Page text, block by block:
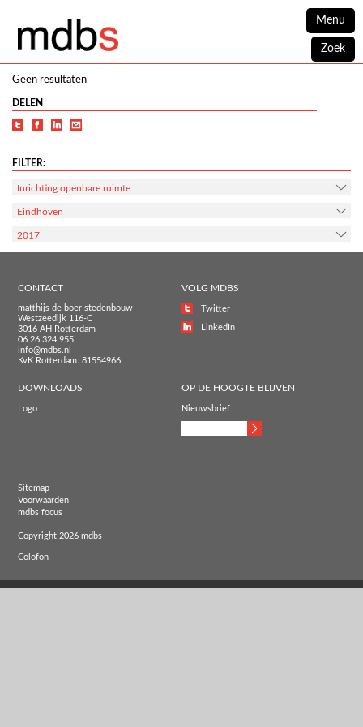
Menu
Zoek
Geen resultaten
DELEN
FILTER:
Inrichting openbare ruimte
Eindhoven
2017
CONTACT
matthijs de boer stedenbouw
Westzeedijk 116-C
3016 AH Rotterdam
06 26 324 955
info@mdbs.nl
KvK Rotterdam: 81554966
VOLG MDBS
Twitter
LinkedIn
DOWNLOADS
Logo
OP DE HOOGTE BLIJVEN
Nieuwsbrief
Sitemap
Voorwaarden
mdbs focus
Copyright 2026 mdbs
Colofon